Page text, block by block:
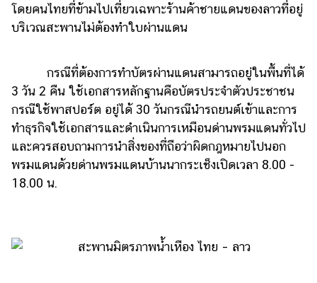
โดยคนไทยที่ข้ามไปเที่ยวเฉพาะร้านค้าชายแดนของลาวที่อยู่
บริเวณสะพานไม่ต้องทำใบผ่านแดน
กรณีที่ต้องการทำบัตรผ่านแดนสามารถอยู่ในพื้นที่ได้
3 วัน 2 คืน ใช้เอกสารหลักฐานคือบัตรประจำตัวประชาชน
กรณีใช้พาสปอร์ต อยู่ได้ 30 วันกรณีนำรถยนต์เข้าและการ
ทำธุรกิจใช้เอกสารและดำเนินการเหมือนด่านพรมแดนทั่วไป
และควรสอบถามการนำสิ่งของที่ถือว่าผิดกฎหมายไปนอก
พรมแดนด้วยด่านพรมแดนบ้านนากระเช็งเปิดเวลา 8.00 -
18.00 น.